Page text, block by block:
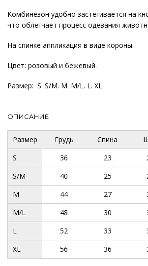
Комбинезон удобно застёгивается на
что облегчает процесс одевания
На спинке аппликация в виде короны.
Цвет: розовый и бежевый.
Размер: S. S/M. M. M/L. L. XL.
ОПИСАНИЕ
Размер Грудь Спина
S
36 23
S/M
40 25
M
44 27
M/L
48 30
L
52 33
XL
56 36